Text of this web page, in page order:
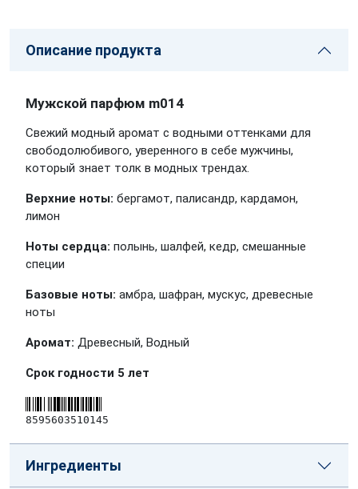
Описание продукта
Мужской парфюм m014
Свежий модный аромат с водными оттенками для
свободолюбивого, уверенного в себе мужчины,
который знает толк в модных трендах.
Верхние ноты: бергамот, палисандр, кардамон,
лимон
Ноты сердца: полынь, шалфей, кедр, смешанные
специи
Базовые ноты: амбра, шафран, мускус, древесные
ноты
Аромат: Древесный, Водный
Срок годности 5 лет
8595603510145
Ингредиенты